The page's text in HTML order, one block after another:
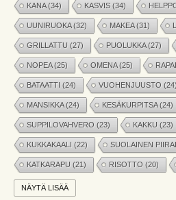
KANA(34) KASVIS (34)
UUNIRUOKA(32) MAKEA(31)
GRILLATTU (27) PUOLUKKA(27)
NOPEA(25) OMENA(25)
BATAATTI (24) VUOHENJUUSTO (24)
MANSIKKA(24) KESÄKURPITSA(24)
SUPPILOVAHVERO (23) KAKKU (23)
KUKKAKAALI (22) SUOLAINEN
KATKARAPU (21) RISOTTO (20)
MARJAT(19)
NÄYTÄ LISÄÄ